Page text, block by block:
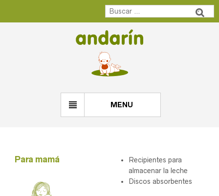
MENU
Para mamá
Recipientes para
almacenar la leche
Discos absorbentes